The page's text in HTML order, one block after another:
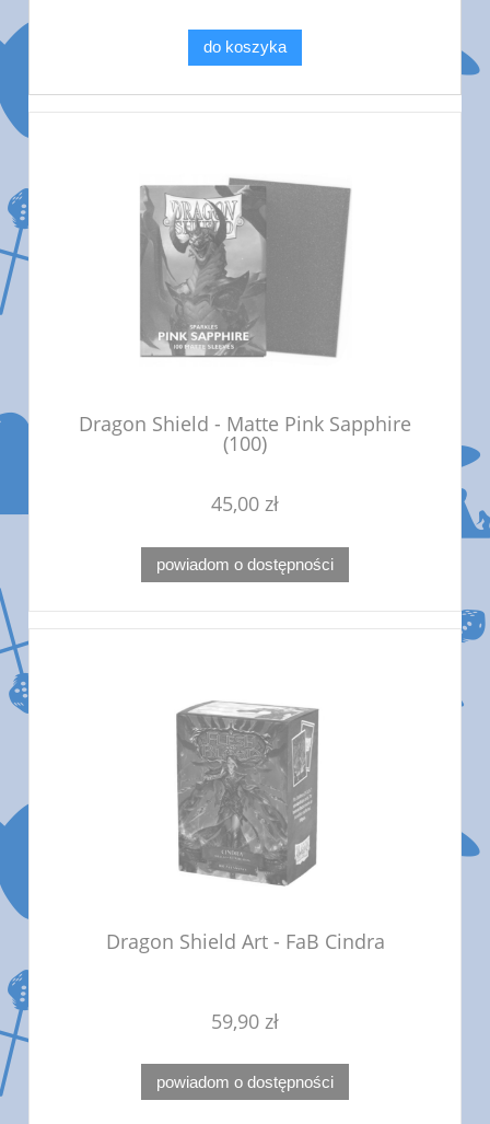
do koszyka
Dragon Shield - Matte Pink Sapphire
(100)
45,00 zł
powiadom o dostępności
Dragon Shield Art - FaB Cindra
59,90 zł
powiadom o dostępności